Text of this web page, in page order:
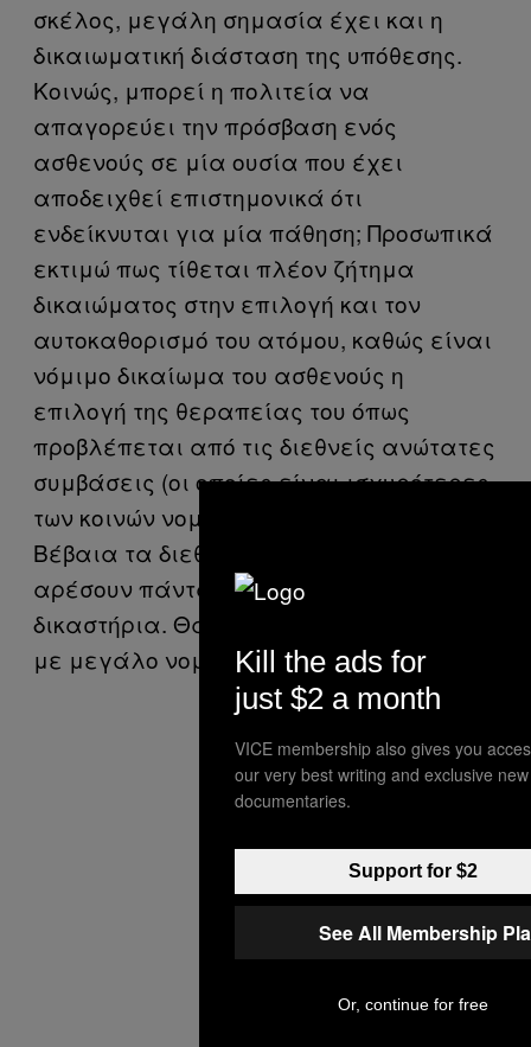
σκέλος, μεγάλη σημασία έχει και η
δικαιωματική διάσταση της υπόθεσης.
Κοινώς, μπορεί η πολιτεία να
απαγορεύει την πρόσβαση ενός
ασθενούς σε μία ουσία που έχει
αποδειχθεί επιστημονικά ότι
ενδείκνυται για μία πάθηση; Προσωπικά
εκτιμώ πως τίθεται πλέον ζήτημα
δικαιώματος στην επιλογή και τον
αυτοκαθορισμό του ατόμου, καθώς είναι
νόμιμο δικαίωμα του ασθενούς η
επιλογή της θεραπείας του όπως
προβλέπεται από τις διεθνείς ανώτατες
συμβάσεις (οι οποίες είναι ισχυρότερες
των κοινών νομών κάθε κράτους).
Βέβαια τα διεθνή εργαλεία δεν
αρέσουν πάντα στα ελληνικά
δικαστήρια. Θα είναι μια δύσκολη δίκη
με μεγάλο νομικό ενδιαφέρον».
Kill the ads for
just $2 a month
VICE membership also gives you
our very best writing and exclusive new
documentaries.
Support for $2
See All Membership
Or, continue for free